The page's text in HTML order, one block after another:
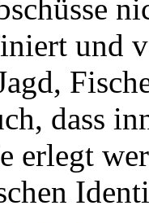
und
dass
erlegt